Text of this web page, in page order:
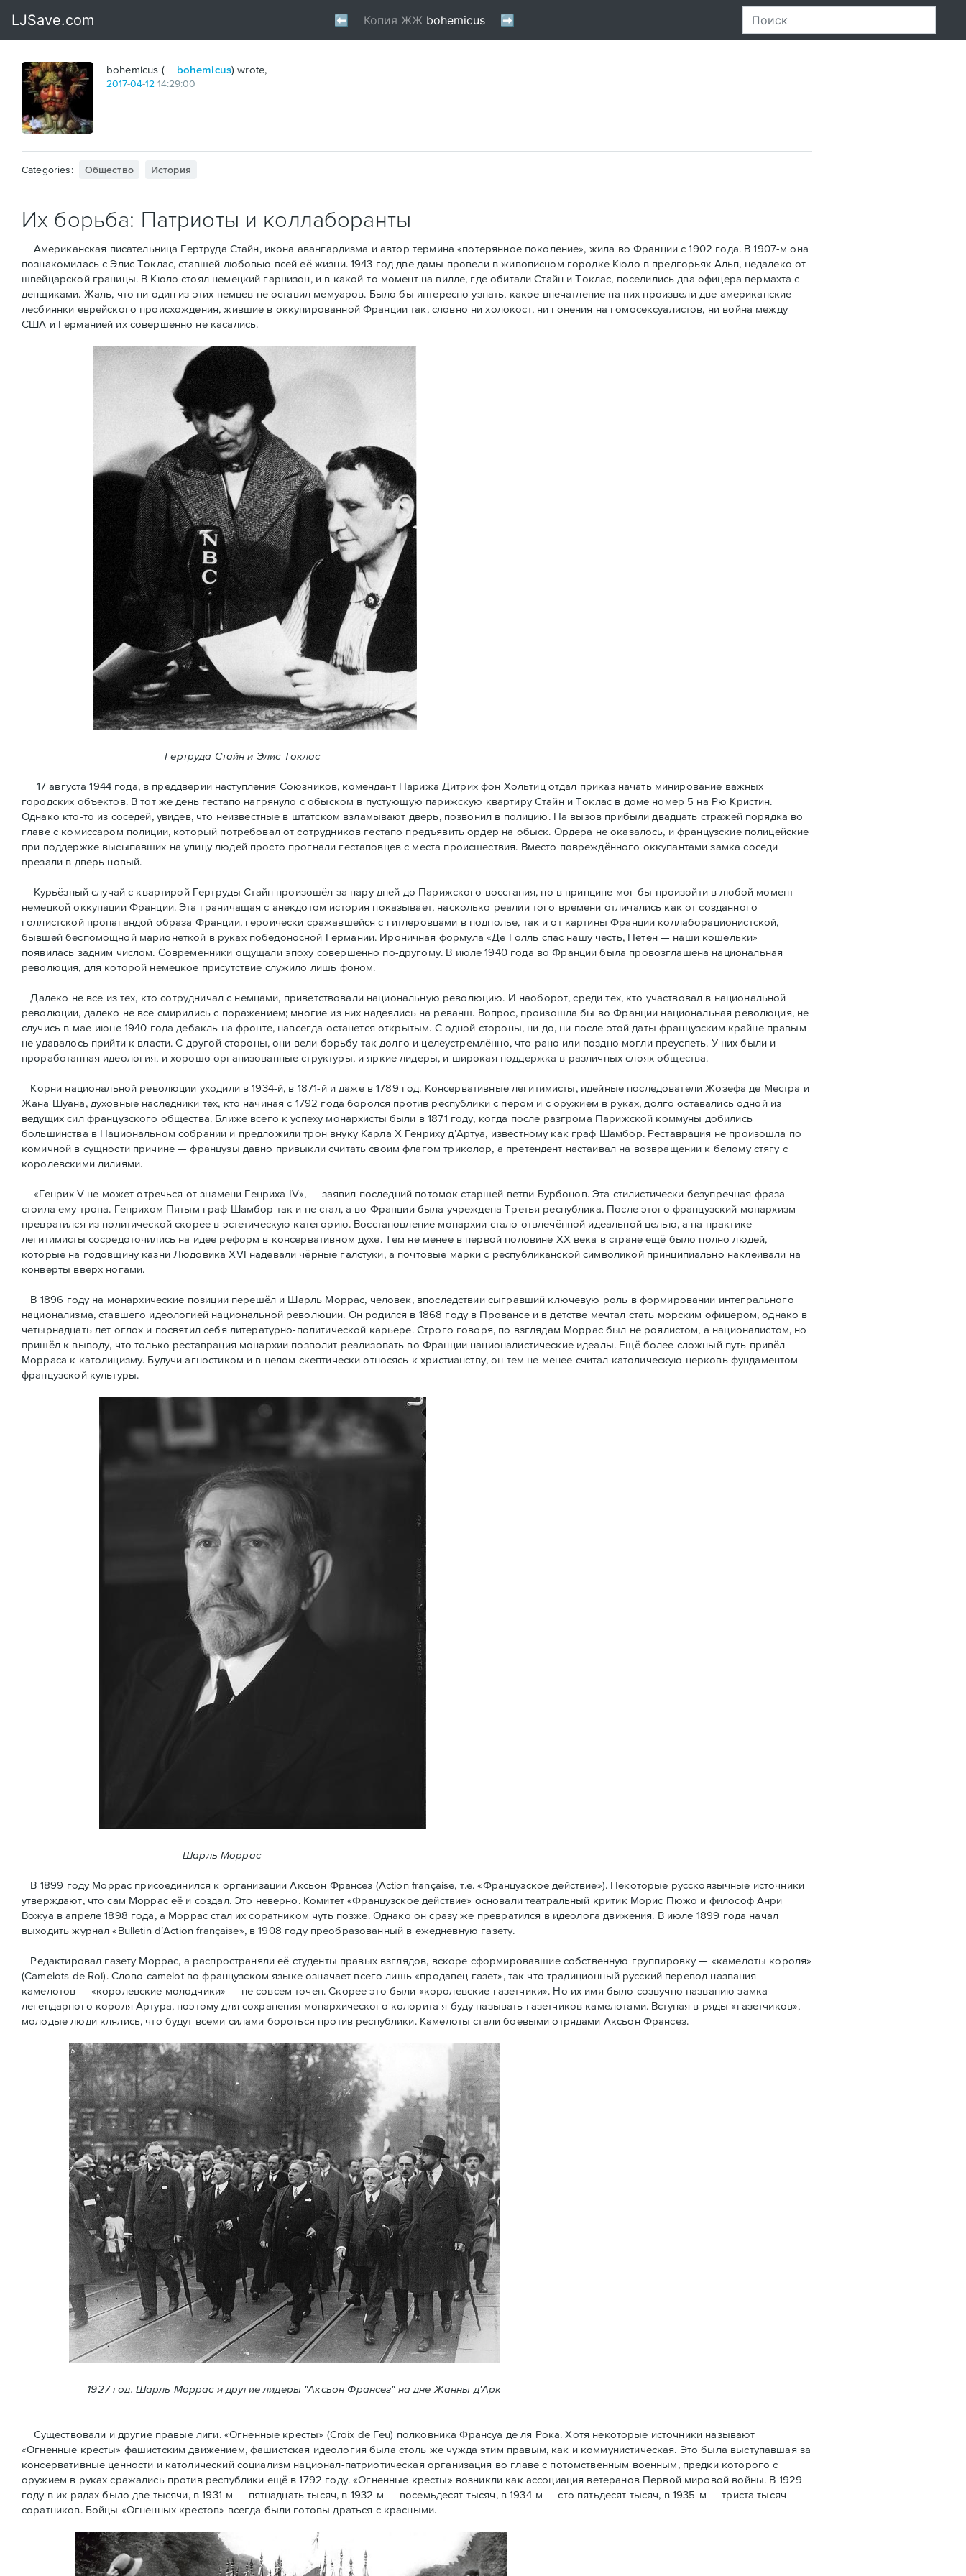
bohemicus ( bohemicus) wrote,
2017-04-12 14:29:00
Categories: Общество История
Их борьба: Патриоты и коллаборанты
Американская писательница Гертруда Стайн, икона авангардизма и автор термина «потерянное поколение», жила во Франции с 1902 года. В 1907-м она
познакомилась с Элис Токлас, ставшей любовью всей её жизни. 1943 год две дамы провели в живописном городке Кюло в предгорьях Альп, недалеко от
швейцарской границы. В Кюло стоял немецкий гарнизон, и в какой-то момент на вилле, где обитали Стайн и Токлас, поселились два офицера вермахта с
денщиками. Жаль, что ни один из этих немцев не оставил мемуаров. Было бы интересно узнать, какое впечатление на них произвели две американские
лесбиянки еврейского происхождения, жившие в оккупированной Франции так, словно ни холокост, ни гонения на гомосексуалистов, ни война между
США и Германией их совершенно не касались.
Гертруда Стайн и Элис Токлас
17 августа 1944 года, в преддверии наступления Союзников, комендант Парижа Дитрих фон Хольтиц отдал приказ начать минирование важных
городских объектов. В тот же день гестапо нагрянуло с обыском в пустующую парижскую квартиру Стайн и Токлaс в домe номер 5 на Рю Кристин.
Однако кто-то из соседей, увидев, что неизвестные в штатском взламывают дверь, позвонил в полицию. На вызов прибыли двадцать стражей порядка во
главе с комиссаром полиции, который потребовал от сотрудников гестапо предъявить ордер на обыск. Ордера не оказалось, и французские полицейские
при поддержке высыпавших на улицу людей просто прогнали гестаповцев с места происшествия. Вместо повреждённого оккупантами замка соседи
врезали в дверь новый.
Курьёзный случай с квартирой Гертруды Стайн произошёл за пару дней до Парижского восстания, но в принципe мог бы произойти в любой момент
немецкой оккупации Франции. Эта граничащая с анекдотом история показывает, насколько реалии того времени отличались как от созданного
голлистской пропагандой образа Франции, героически сражавшейся с гитлеровцами в подполье, так и от картины Франции коллаборационистской,
бывшей беспомощной марионеткой в руках победоносной Германии. Ироничная формула «Де Голль спас нашу честь, Петен — наши кошельки»
появилась задним числом. Современники ощущали эпоху совершенно по-другому. В июле 1940 года во Франции была провозглашена национальная
революция, для которой немецкое присутствие служило лишь фоном.
Далеко не все из тех, кто сотрудничал с немцами, приветствовали национальную революцию. И наоборот, среди тех, кто участвовал в национальной
революции, далеко не все смирились с поражением; многие из них надеялись на реванш. Вопрос, произошла бы во Франции национальная революция, не
случись в мае-июне 1940 года дебакль на фронте, навсегда останется открытым. С одной стороны, ни до, ни после этой даты французским крайне правым
не удавалось прийти к власти. С другой стороны, они вели борьбу так долго и целеустремлённо, что рано или поздно могли преуспеть. У них были и
проработанная идеология, и хорошо организованные структуры, и яркие лидеры, и широкая поддержка в различных слоях общества.
Корни национальной революции уходили в 1934-й, в 1871-й и даже в 1789 год. Консервативные легитимисты, идейные последователи Жозефа де Местра и
Жана Шуана, духовные наследники тех, кто начиная с 1792 года боролся против республики с пером и с оружием в руках, долго оставались одной из
ведущих сил французского общества. Ближе всего к успеху монархисты были в 1871 году, когда после разгрома Парижской коммуны добились
большинства в Национальном собрании и предложили трон внуку Карла Х Генриху д’Артуа, известному как граф Шамбор. Реставрация не произошла по
комичной в сущности причине — французы давно привыкли считать своим флагoм триколор, а претендент настаивал на возвращении к белому стягу с
королевскими лилиями.
«Генрих V не может отречься от знамени Генриха IV», — заявил последний потомок старшей ветви Бурбонов. Эта стилистически безупречная фраза
стоила ему трона. Генрихом Пятым граф Шамбор так и не стал, а во Франции была учреждена Третья республика. После этого французский монархизм
превратился из политической скорее в эстетическую категорию. Восстановление монархии стало отвлечённой идеальной целью, а на практике
легитимисты сосредоточились на идее реформ в консервативном духе. Тем не менее в первой половине ХХ века в стране ещё было полно людей,
которые на годовщину казни Людовика XVI надевали чёрные галстуки, а почтовые марки с республиканской символикой принципиально наклеивали на
конверты вверх ногами.
В 1896 году на монархические позиции перешёл и Шарль Моррас, человек, впоследствии сыгравший ключевую роль в формировании интегрального
национализма, ставшего идеологией национальной революции. Он родился в 1868 году в Провансе и в детстве мечтал стать морским офицером, однако в
четырнадцать лет оглох и посвятил себя литературно-политической карьере. Строго говоря, по взглядам Моррас был не роялистом, а националистом, но
пришёл к выводу, что только реставрация монархии позволит реализовать во Франции националистические идеалы. Ещё более сложный путь привёл
Морраса к католицизму. Будучи агностиком и в целом скептически относясь к христианству, он тем не менее считал католическую церковь фундаментом
французской культуры.
Шарль Моррас
В 1899 году Моррас присоединился к организации Аксьон Франсез (Action française, т.е. «Французское действие»). Некоторые русскоязычные источники
утверждают, что сам Моррас её и создал. Это неверно. Комитет «Французское действие» основали театральный критик Морис Пюжо и философ Анри
Вожуа в апреле 1898 года, а Моррас стал их соратником чуть позже. Однако он сразу же превратился в идеолога движения. В июле 1899 года начал
выходить журнал «Bulletin d’Action française», в 1908 году преобразованный в ежедневную газету.
Редактировал газету Моррас, а распространяли её студенты правых взглядов, вскоре сформировавшие собственную группировку — «камелоты короля»
(Camelots de Roi). Слово camelot во французском языке означает всего лишь «продавец газет», так что традиционный русский перевод названия
камелотов — «королевские молодчики» — не совсем точен. Скорее это были «королевские газетчики». Но их имя было созвучно названию замка
легендарного короля Артура, поэтому для сохранения монархического колорита я буду называть газетчиков камелотами. Вступая в ряды «газетчиков»,
молодые люди клялись, что будут всеми силами бороться против республики. Камелоты стали боевыми отрядами Аксьон Франсез.
1927 год. Шарль Моррас и другие лидеры "Аксьон Франсез" на дне Жанны д'Арк
Существовали и другие правые лиги. «Огненные кресты» (Croix de Feu) полковника Франсуа де ля Рока. Хотя некоторые источники называют
«Огненные крeсты» фашистским движением, фашистская идеология была столь же чужда этим правым, как и коммунистическая. Это была выступавшая за
консервативные ценности и католический социализм национал-патриотическая организация во главе с потомственным военным, предки которого с
оружием в руках сражались против республики ещё в 1792 году. «Огненные кресты» возникли как ассоциация ветеранов Первой мировой войны. В 1929
году в их рядах было две тысячи, в 1931-м — пятнадцать тысяч, в 1932-м — восемьдесят тысяч, в 1934-м — сто пятьдесят тысяч, в 1935-м — триста тысяч
соратников. Бойцы «Огненных крестов» всегда были готовы драться с красными.